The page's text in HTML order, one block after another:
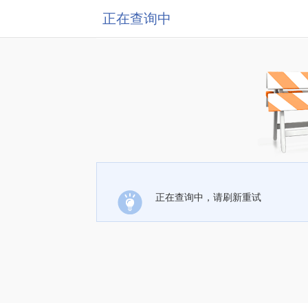
正在查询中
正在查询中，请刷新重试